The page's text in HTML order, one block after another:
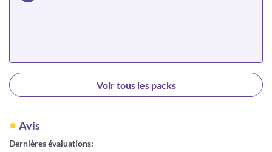
Choisir
Voir tous les packs
Avis
Dernières évaluations: